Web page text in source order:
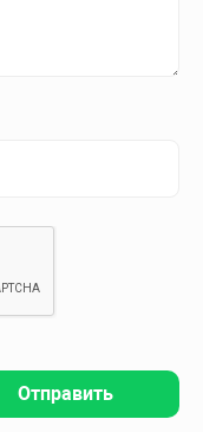
Отправить